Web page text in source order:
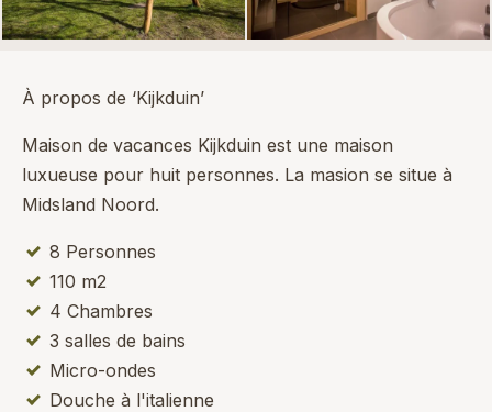
À propos de ‘Kijkduin’
Maison de vacances Kijkduin est une maison
luxueuse pour huit personnes. La masion se situe à
Midsland Noord.
8 Personnes
110 m2
4 Chambres
3 salles de bains
Micro-ondes
Douche à l'italienne